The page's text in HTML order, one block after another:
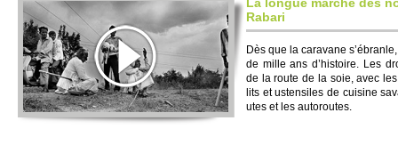
Rabari
Dès que la caravane
de mille ans d’histo­ire. Les
de la route de la soie, avec
lits et ustensiles de cuisine
utes et les auto­ro­utes.